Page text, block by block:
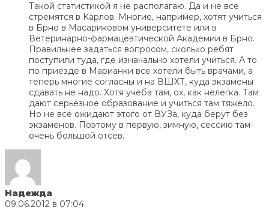
Такой статистикой я не располагаю. Да и не все
стремятся в Карлов. Многие, например, хотят учиться
в Брно в Масариковом университете или в
Ветеринарно-фармацевтической Академии в Брно.
Правильнее задаться вопросом, сколько ребят
поступили туда, где изначально хотели учиться. А то
по приезде в Марианки все хотели быть врачами, а
теперь многие согласны и на ВШХТ, куда экзамены
сдавать не надо. Хотя учёба там, ох, как нелегка. Там
дают серьёзное образование и учиться там тяжело.
Но не все ожидают этого от ВУЗа, куда берут без
экзаменов. Поэтому в первую, зимную, сессию там
очень большой отсев.
Надежда
09.06.2012 в 07:04